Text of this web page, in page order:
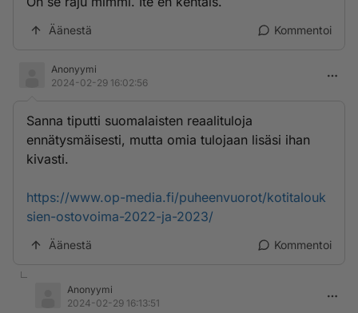
Äänestä Kommentoi
Anonyymi
2024-02-29 16:02:56
Sanna tiputti suomalaisten reaalituloja
ennätysmäisesti, mutta omia tulojaan lisäsi ihan
kivasti.
https://www.op-media.fi/puheenvuorot/kotitalouk
sien-ostovoima-2022-ja-2023/
Äänestä Kommentoi
Anonyymi
2024-02-29 16:13:51